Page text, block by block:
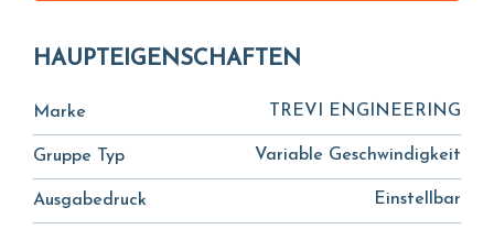
HAUPTEIGENSCHAFTEN
Marke TREVI ENGINEERING
Gruppe Typ Variable Geschwindigkeit
Ausgabedruck Einstellbar